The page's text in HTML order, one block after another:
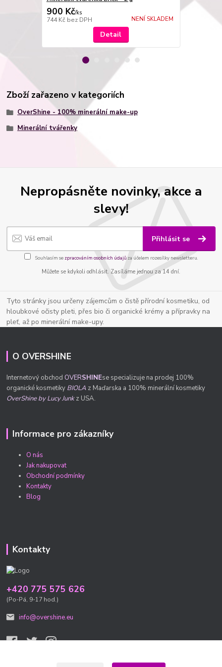
900 Kč/ks
744 Kč bez DPH NENÍ SKLADEM
Detail
900 Kč
bez
Zboží zařazeno v kategoriích
OverShine - 100% minerální make-up
Minerální tvářenky
Nepropásněte novinky, akce a
slevy!
Přihlásit se
Souhlasím se zpracováním osobních údajůza účelem rozesílky newsletteru.
Můžete se kdykoli odhlásit. Zasíláme jednou za 14 dní.
Tyto stránky jsou určeny zájemcům o čistě přírodní kosmetiku, od
hloubkové očisty pleti, přes bio či organické krémy a přípravky na
pleť, až po minerální make-upy.
O OVERSHINE
Internetový obchod OVERSHINEse specializuje na prodej 100%
organické kosmetiky BIOLA z Maďarska a 100% minerální kosmetiky
OverShine by Lucy Junkz USA.
Informace pro zákazníky
O nás
Jak nakupovat
Obchodní podmínky
Kontakty
Blog
Kontakty
+420 775 575 626
(Po-Pá, 9-17 hod.)
info@overshine.eu